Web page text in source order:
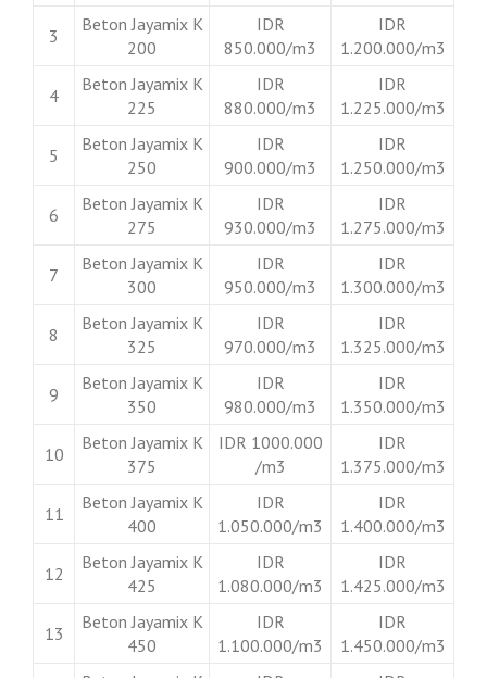
3
Beton Jayamix K
200
IDR
850.000/m3
IDR
1.200.000/m3
4
Beton Jayamix K
225
IDR
880.000/m3
IDR
1.225.000/m3
5
Beton Jayamix K
250
IDR
900.000/m3
IDR
1.250.000/m3
6
Beton Jayamix K
275
IDR
930.000/m3
IDR
1.275.000/m3
7
Beton Jayamix K
300
IDR
950.000/m3
IDR
1.300.000/m3
8
Beton Jayamix K
325
IDR
970.000/m3
IDR
1.325.000/m3
9
Beton Jayamix K
350
IDR
980.000/m3
IDR
1.350.000/m3
10
Beton Jayamix K
375
IDR 1000.000
/m3
IDR
1.375.000/m3
11
Beton Jayamix K
400
IDR
1.050.000/m3
IDR
1.400.000/m3
12
Beton Jayamix K
425
IDR
1.080.000/m3
IDR
1.425.000/m3
13
Beton Jayamix K
450
IDR
1.100.000/m3
IDR
1.450.000/m3